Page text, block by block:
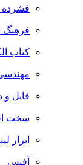
فشرده
فرهنگ
کتاب
فایل
سخت
ابزار
آفیس